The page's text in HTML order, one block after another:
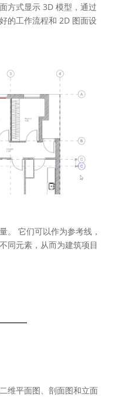
方式显示 3D 模型，通过
的工作流程和 2D 图面设
。 它们可以作为参考线，
同元素，从而为建筑项目
维平面图、剖面图和立面